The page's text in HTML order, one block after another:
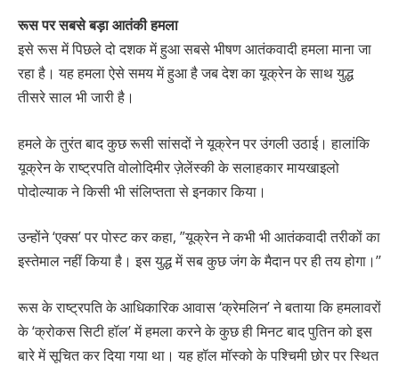
रूस पर सबसे बड़ा आतंकी हमला
इसे रूस में पिछले दो दशक में हुआ सबसे भीषण आतंकवादी हमला माना जा
रहा है। यह हमला ऐसे समय में हुआ है जब देश का यूक्रेन के साथ युद्ध
तीसरे साल भी जारी है।
हमले के तुरंत बाद कुछ रूसी सांसदों ने यूक्रेन पर उंगली उठाई। हालांकि
यूक्रेन के राष्ट्रपति वोलोदिमीर ज़ेलेंस्की के सलाहकार मायखाइलो
पोदोल्याक ने किसी भी संलिप्तता से इनकार किया।
उन्होंने ‘एक्स’ पर पोस्ट कर कहा, ”यूक्रेन ने कभी भी आतंकवादी तरीकों का
इस्तेमाल नहीं किया है। इस युद्ध में सब कुछ जंग के मैदान पर ही तय होगा।’’
रूस के राष्ट्रपति के आधिकारिक आवास ‘क्रेमलिन’ ने बताया कि हमलावरों
के ‘क्रोकस सिटी हॉल’ में हमला करने के कुछ ही मिनट बाद पुतिन को इस
बारे में सूचित कर दिया गया था। यह हॉल मॉस्को के पश्चिमी छोर पर स्थित